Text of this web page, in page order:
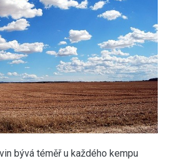
bývá téměř u každého kempu